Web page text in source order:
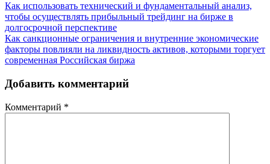
Как использовать технический и фундаментальный анализ,
чтобы осуществлять прибыльный трейдинг на бирже в
долгосрочной перспективе
Как санкционные ограничения и внутренние экономические
факторы повлияли на ликвидность активов, которыми торгует
современная Российская биржа
Добавить комментарий
Комментарий *